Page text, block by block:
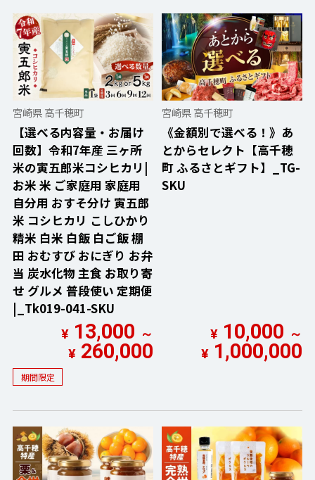
宮崎県 高千穂町
【選べる内容量・お届け
回数】令和7年産 三ヶ所
米の寅五郎米コシヒカリ|
お米 米 ご家庭用 家庭用
自分用 おすそ分け 寅五郎
米 コシヒカリ こしひかり
精米 白米 白飯 白ご飯 棚
田 おむすび おにぎり お弁
当 炭水化物 主食 お取り寄
せ グルメ 普段使い 定期便
|_Tk019-041-SKU
¥13,000 ～
¥260,000
期間限定
宮崎県 高千穂町
《金額別で選べる！》あ
とからセレクト【高千穂
町 ふるさとギフト】_TG-
SKU
¥10,000 ～
¥1,000,000